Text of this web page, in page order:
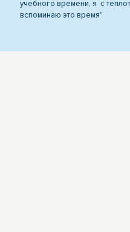
учебного времени, я с
вспоминаю это время"